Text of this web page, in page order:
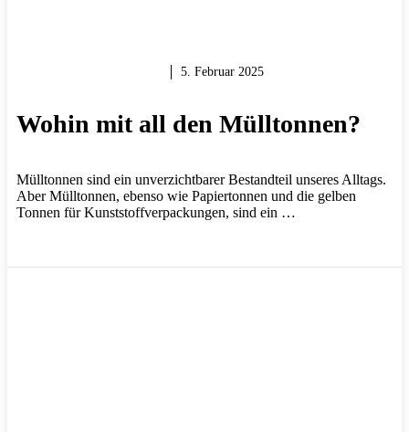
5. Februar 2025
Wohin mit all den Mülltonnen?
Mülltonnen sind ein unverzichtbarer Bestandteil unseres Alltags.
Aber Mülltonnen, ebenso wie Papiertonnen und die gelben
Tonnen für Kunststoffverpackungen, sind ein …